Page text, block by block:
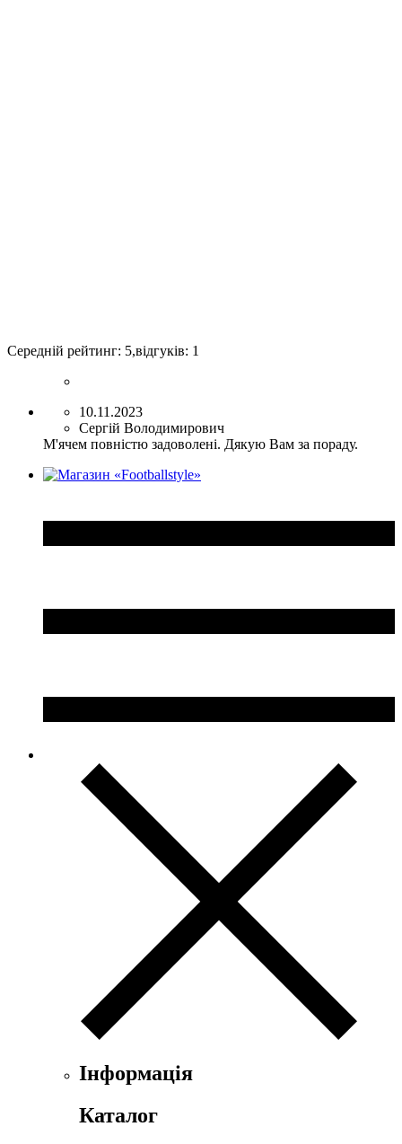
Середній рейтинг: 5,відгуків: 1
10.11.2023
Сергій Володимирович
М'ячем повністю задоволені. Дякую Вам за пораду.
Інформація
Каталог